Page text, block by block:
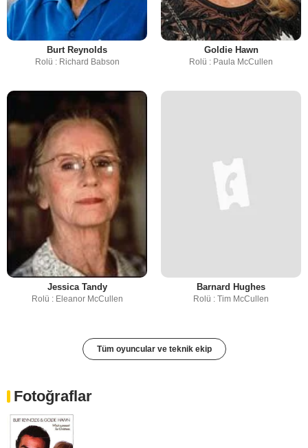
Burt Reynolds
Rolü : Richard Babson
Goldie Hawn
Rolü : Paula McCullen
Jessica Tandy
Rolü : Eleanor McCullen
Barnard Hughes
Rolü : Tim McCullen
Tüm oyuncular ve teknik ekip
Fotoğraflar